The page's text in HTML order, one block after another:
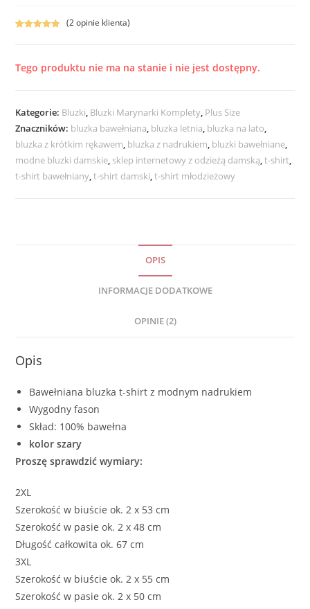
ocen
(2opinie klienta)
Tego produktu nie ma na stanie i nie jest dostępny.
Kategorie: Bluzki, Bluzki Marynarki Komplety, Plus Size
Znaczników: bluzka bawełniana, bluzka letnia, bluzka na lato,
bluzka z krótkim rękawem, bluzka z nadrukiem, bluzki bawełniane,
modne bluzki damskie, sklep internetowy z odzieżą damską,t-shirt,
t-shirt bawełniany,t-shirt damski,t-shirt młodzieżowy
OPIS
INFORMACJE DODATKOWE
OPINIE (2)
Opis
Bawełniana bluzka t-shirt z modnym nadrukiem
Wygodny fason
Skład: 100% bawełna
kolor szary
Proszę sprawdzić wymiary:
2XL
Szerokość w biuście ok. 2 x 53 cm
Szerokość w pasie ok. 2 x 48 cm
Długość całkowita ok. 67 cm
3XL
Szerokość w biuście ok. 2 x 55 cm
Szerokość w pasie ok. 2 x 50 cm